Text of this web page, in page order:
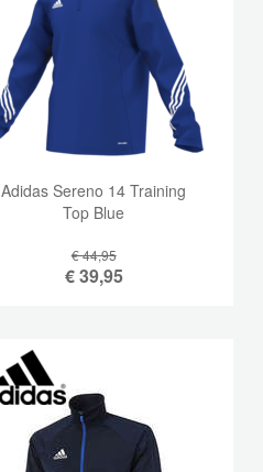
Adidas Sereno 14 Training
Top Blue
€ 44,95
€39,95